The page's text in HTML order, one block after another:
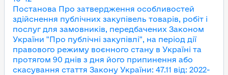
Постанова Про затвердження особливостей
здійснення публічних закупівель товарів, робіт і
послуг для замовників, передбачених Законом
України "Про публічні закупівлі", на період дії
правового режиму воєнного стану в Україні та
протягом 90 днів з дня його припинення або
скасування стаття Закону України: 47.11 від: 2022-